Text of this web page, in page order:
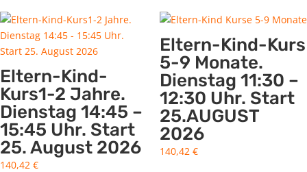
Eltern-Kind-
Kurs1-2 Jahre.
Dienstag 14:45 –
15:45 Uhr. Start
25. August 2026
140,42 €
Eltern-Kind-Kurs
5-9 Monate.
Dienstag 11:30 –
12:30 Uhr. Start
25.AUGUST
2026
140,42 €